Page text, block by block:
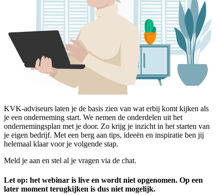
KVK-adviseurs laten je de basis zien van wat erbij komt kijken als
je een onderneming start. We nemen de onderdelen uit het
ondernemingsplan met je door. Zo krijg je inzicht in het starten van
je eigen bedrijf. Met een berg aan tips, ideeën en inspiratie ben jij
helemaal klaar voor je volgende stap.
Meld je aan en stel al je vragen via de chat.
Let op: het webinar is live en wordt niet opgenomen. Op een
later moment terugkijken is dus niet mogelijk.